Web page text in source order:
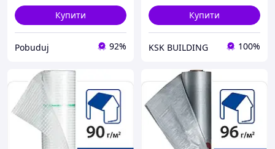
Купити
Pobuduj 92%
Купити
KSK BUILDING 100%